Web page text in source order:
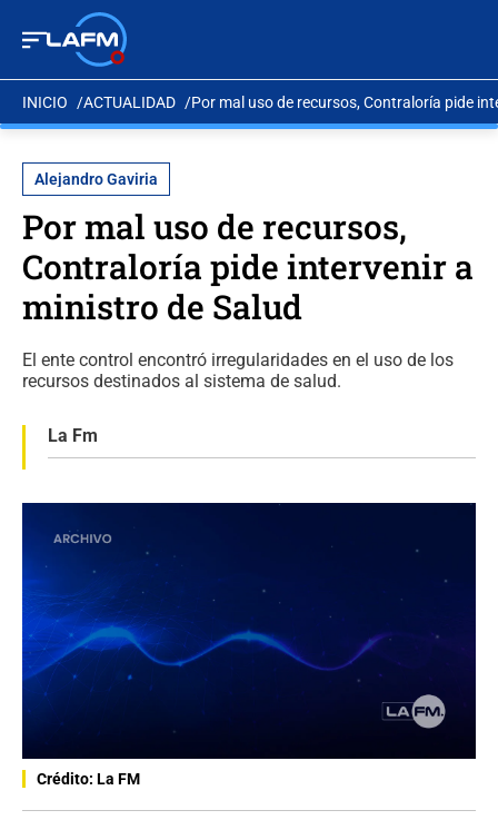
INICIO ACTUALIDAD Por mal uso de recursos, Contraloría pide
Alejandro Gaviria
Por mal uso de recursos,
Contraloría pide intervenir a
ministro de Salud
El ente control encontró irregularidades en el uso de los
recursos destinados al sistema de salud.
La Fm
Crédito: La FM